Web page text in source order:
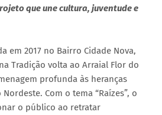
que une cultura, juventude e
em 2017 no Bairro Cidade Nova,
Tradição volta ao Arraial Flor do
profunda às heranças
Com o tema “Raízes”, o
o público ao retratar